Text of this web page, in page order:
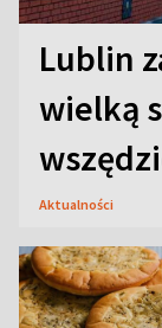
Lublin
wielką
Aktualności